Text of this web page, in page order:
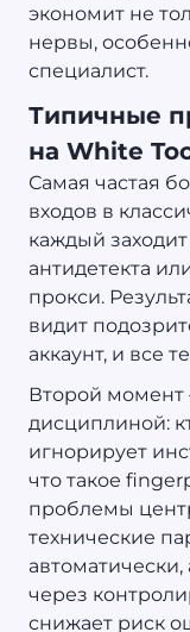
экономит не
нервы,
специалист.
Типичные
на White
Самая частая
входов в
каждый
антидетекта
прокси.
видит
аккаунт, и все
Второй момент
дисциплиной:
игнорирует
что такое
проблемы
технические
автоматически,
через
снижает риск